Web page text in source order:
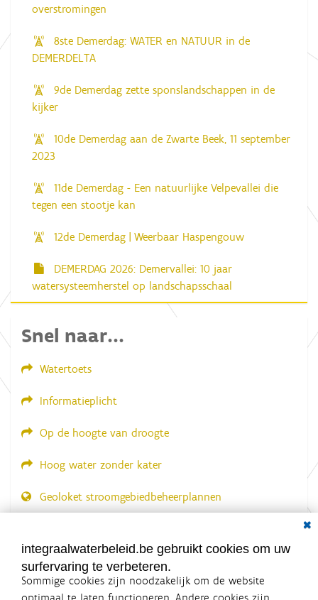
overstromingen
8ste Demerdag: WATER en NATUUR in de
DEMERDELTA
9de Demerdag zette sponslandschappen in de
kijker
10de Demerdag aan de Zwarte Beek, 11 september
2023
11de Demerdag - Een natuurlijke Velpevallei die
tegen een stootje kan
12de Demerdag | Weerbaar Haspengouw
DEMERDAG 2026: Demervallei: 10 jaar
watersysteemherstel op landschapsschaal
Snel naar...
Watertoets
Informatieplicht
Op de hoogte van droogte
Hoog water zonder kater
Geoloket stroomgebiedbeheerplannen
LOGIN VEREIST
integraalwaterbeleid.be gebruikt cookies om uw
surfervaring te verbeteren.
Sommige cookies zijn noodzakelijk om de website